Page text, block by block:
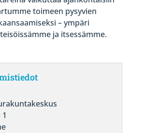
toimeen pysyvien
– ympäri
ja itsessämme.